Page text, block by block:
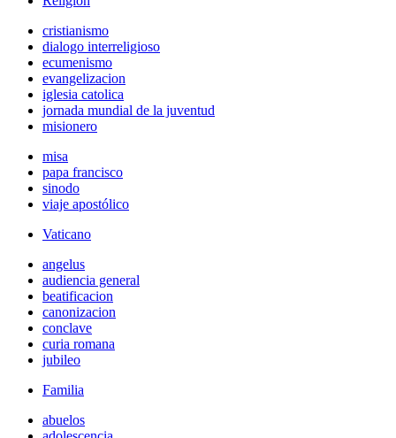
cristianismo
dialogo interreligioso
ecumenismo
evangelizacion
iglesia catolica
jornada mundial de la juventud
misionero
misa
papa francisco
sinodo
viaje apostólico
Vaticano
angelus
audiencia general
beatificacion
canonizacion
conclave
curia romana
jubileo
Familia
abuelos